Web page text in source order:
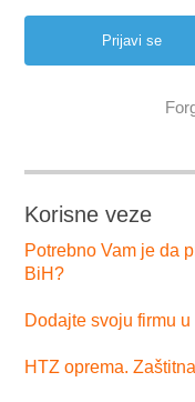
Korisne veze
Potrebno Vam je da
BiH?
Dodajte svoju firmu
HTZ oprema.